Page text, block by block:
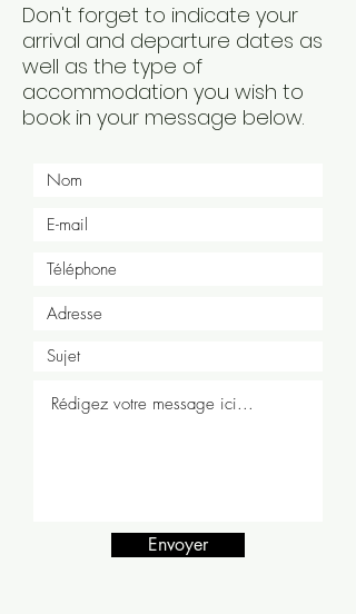
Don't forget to indicate your
arrival and departure dates as
well as the type of
accommodation you wish to
book in your message below.
Envoyer